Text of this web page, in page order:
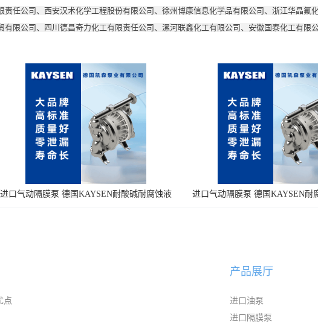
任公司、西安汉术化学工程股份有限公司、徐州博康信息化学品有限公司、浙江华晶
限公司、四川德昌奇力化工有限责任公司、漯河联鑫化工有限公司、安徽国泰化工有限
进口气动隔膜泵 德国KAYSEN耐酸碱耐腐蚀液
进口气动隔膜泵 德国KAYSEN耐
点
产品展厅
进口油泵
进口隔膜泵